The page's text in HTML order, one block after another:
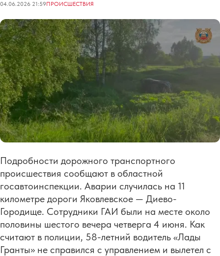
04.06.2026 21:59ПРОИСШЕСТВИЯ
Подробности дорожного транспортного
происшествия сообщают в областной
госавтоинспекции. Аварии случилась на 11
километре дороги Яковлевское — Диево-
Городище. Сотрудники ГАИ были на месте около
половины шестого вечера четверга 4 июня. Как
считают в полиции, 58-летний водитель «Лады
Гранты» не справился с управлением и вылетел с